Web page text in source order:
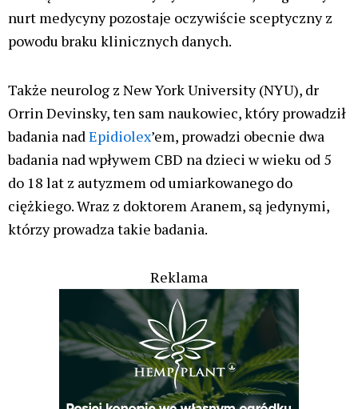
nurt medycyny pozostaje oczywiście sceptyczny z
powodu braku klinicznych danych.
Także neurolog z New York University (NYU), dr
Orrin Devinsky, ten sam naukowiec, który prowadził
badania nad Epidiolex’em, prowadzi obecnie dwa
badania nad wpływem CBD na dzieci w wieku od 5
do 18 lat z autyzmem od umiarkowanego do
ciężkiego. Wraz z doktorem Aranem, są jedynymi,
którzy prowadza takie badania.
Reklama